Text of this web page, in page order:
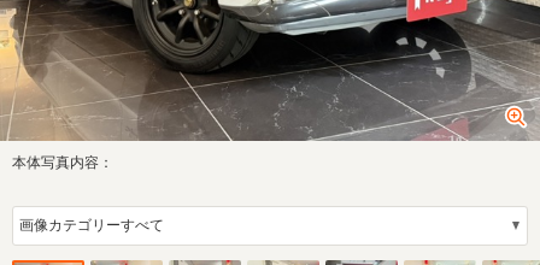
本体写真内容：